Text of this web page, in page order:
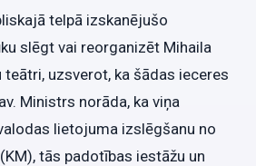
telpā izskanējušo
slēgt vai reorganizēt Mihaila
teātri, uzsverot, ka šādas ieceres
Ministrs norāda, ka viņa
lietojuma izslēgšanu no
tās padotības iestāžu un